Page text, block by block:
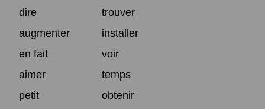
dire
trouver
augmenter
installer
en fait
voir
aimer
temps
petit
obtenir